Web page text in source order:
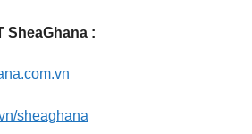
SheaGhana :
sheaghana